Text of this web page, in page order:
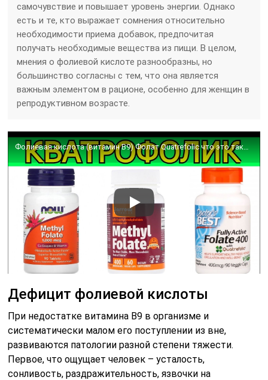
самочувствие и повышает уровень энергии. Однако
есть и те, кто выражает сомнения относительно
необходимости приема добавок, предпочитая
получать необходимые вещества из пищи. В целом,
мнения о фолиевой кислоте разнообразны, но
большинство согласны с тем, что она является
важным элементом в рационе, особенно для женщин в
репродуктивном возрасте.
Фолиевая кислота (витамин В9) Фолат Quatrefolic что это такое?
Дефицит фолиевой кислоты
При недостатке витамина B9 в организме и
систематически малом его поступлении из вне,
развиваются патологии разной степени тяжести.
Первое, что ощущает человек – усталость,
сонливость, раздражительность, язвочки на